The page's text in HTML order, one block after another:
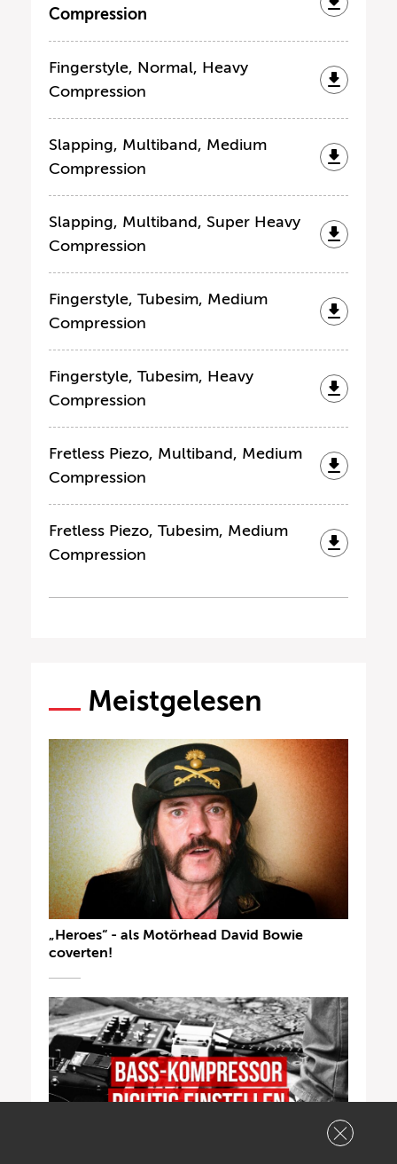
Compression
Fingerstyle, Normal, Heavy
Compression
Slapping, Multiband, Medium
Compression
Slapping, Multiband, Super Heavy
Compression
Fingerstyle, Tubesim, Medium
Compression
Fingerstyle, Tubesim, Heavy
Compression
Fretless Piezo, Multiband, Medium
Compression
Fretless Piezo, Tubesim, Medium
Compression
Meistgelesen
„Heroes“ - als Motörhead David Bowie
coverten!